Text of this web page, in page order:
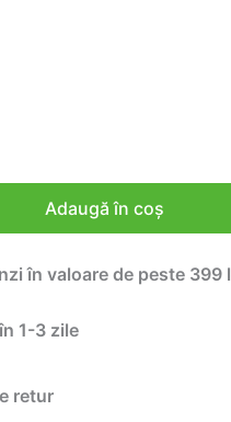
Adaugă în coș
în valoare de peste 399
1-3 zile
retur